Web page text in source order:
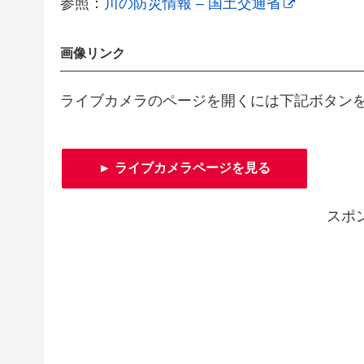
画像リンク
ライブカメラのページを開くには下記ボタン
► ライブカメラページを見る
スポ